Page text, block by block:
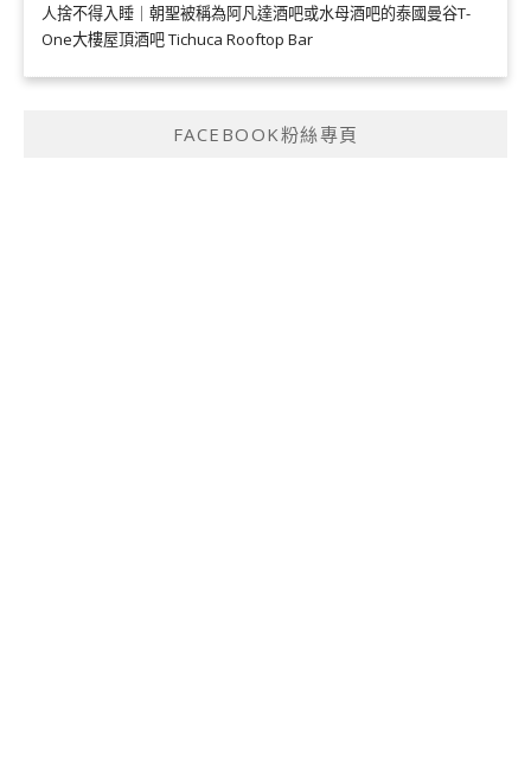
人捨不得入睡｜朝聖被稱為阿凡達酒吧或水母酒吧的泰國曼谷T-
One大樓屋頂酒吧 Tichuca Rooftop Bar
FACEBOOK粉絲專頁